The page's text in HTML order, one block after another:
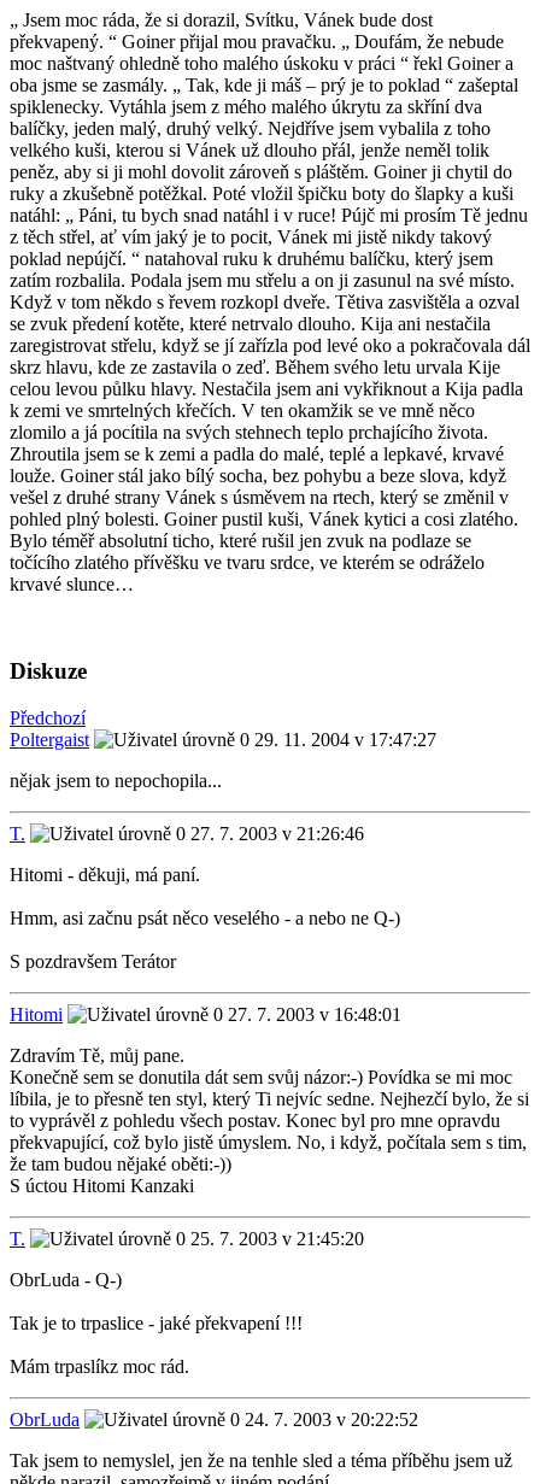
„ Jsem moc ráda, že si dorazil, Svítku, Vánek bude dost
překvapený. “ Goiner přijal mou pravačku. „ Doufám, že nebude
moc naštvaný ohledně toho malého úskoku v práci “ řekl Goiner a
oba jsme se zasmály. „ Tak, kde ji máš – prý je to poklad “ zašeptal
spiklenecky. Vytáhla jsem z mého malého úkrytu za skříní dva
balíčky, jeden malý, druhý velký. Nejdříve jsem vybalila z toho
velkého kuši, kterou si Vánek už dlouho přál, jenže neměl tolik
peněz, aby si ji mohl dovolit zároveň s pláštěm. Goiner ji chytil do
ruky a zkušebně potěžkal. Poté vložil špičku boty do šlapky a kuši
natáhl: „ Páni, tu bych snad natáhl i v ruce! Pújč mi prosím Tě jednu
z těch střel, ať vím jaký je to pocit, Vánek mi jistě nikdy takový
poklad nepújčí. “ natahoval ruku k druhému balíčku, který jsem
zatím rozbalila. Podala jsem mu střelu a on ji zasunul na své místo.
Když v tom někdo s řevem rozkopl dveře. Tětiva zasvištěla a ozval
se zvuk předení kotěte, které netrvalo dlouho. Kija ani nestačila
zaregistrovat střelu, když se jí zařízla pod levé oko a pokračovala dál
skrz hlavu, kde ze zastavila o zeď. Během svého letu urvala Kije
celou levou půlku hlavy. Nestačila jsem ani vykřiknout a Kija padla
k zemi ve smrtelných křečích. V ten okamžik se ve mně něco
zlomilo a já pocítila na svých stehnech teplo prchajícího života.
Zhroutila jsem se k zemi a padla do malé, teplé a lepkavé, krvavé
louže. Goiner stál jako bílý socha, bez pohybu a beze slova, když
vešel z druhé strany Vánek s úsměvem na rtech, který se změnil v
pohled plný bolesti. Goiner pustil kuši, Vánek kytici a cosi zlatého.
Bylo téměř absolutní ticho, které rušil jen zvuk na podlaze se
točícího zlatého přívěšku ve tvaru srdce, ve kterém se odráželo
krvavé slunce…
Diskuze
Předchozí
Poltergaist
29. 11. 2004 v 17:47:27
nějak jsem to nepochopila...
T.
27. 7. 2003 v 21:26:46
Hitomi - děkuji, má paní.
Hmm, asi začnu psát něco veselého - a nebo ne Q-)
S pozdravšem Terátor
Hitomi
27. 7. 2003 v 16:48:01
Zdravím Tě, můj pane.
Konečně sem se donutila dát sem svůj názor:-) Povídka se mi moc
líbila, je to přesně ten styl, který Ti nejvíc sedne. Nejhezčí bylo, že si
to vyprávěl z pohledu všech postav. Konec byl pro mne opravdu
překvapující, což bylo jistě úmyslem. No, i když, počítala sem s tim,
že tam budou nějaké oběti:-))
S úctou Hitomi Kanzaki
T.
25. 7. 2003 v 21:45:20
ObrLuda - Q-)
Tak je to trpaslice - jaké překvapení !!!
Mám trpaslíkz moc rád.
ObrLuda
24. 7. 2003 v 20:22:52
Tak jsem to nemyslel, jen že na tenhle sled a téma příběhu jsem už